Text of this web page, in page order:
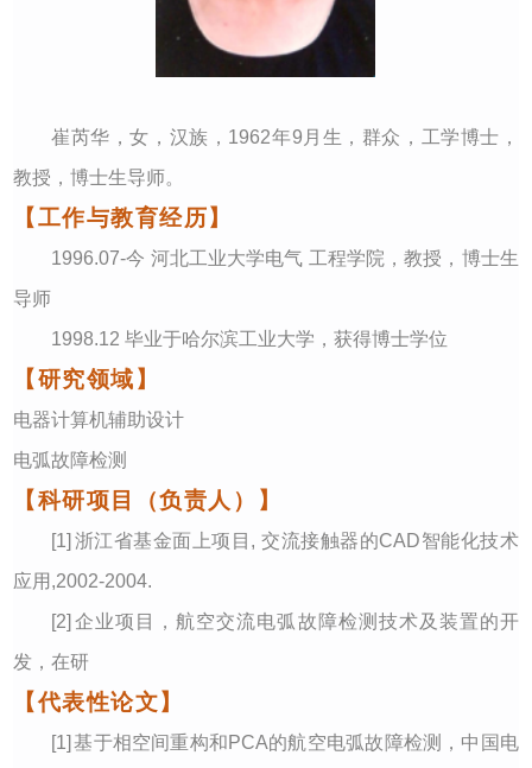
崔芮华 ，女，汉族， 1962年9 月生， 群众 ，工学博士，
教授，博士生导师。
【工作与教育经历】
1996.07-今 河北工业大学电气 工程学院，教授，博士生
导师
1998.12 毕业于哈尔滨工业大学，获得博士学位
【研究领域】
电器计算机辅助设计
电弧故障检测
【科研项目（负责人）】
[1] 浙江省基金面上项目 , 交流接触器的CAD智能化技术
应用 ,2002-2004.
[2] 企业项目
，航空交流电弧故障检测技术及装置的开
发，在研
【代表性论文】
[1] 基于相空间重构和 PCA的航空电弧故障检测 ， 中国电